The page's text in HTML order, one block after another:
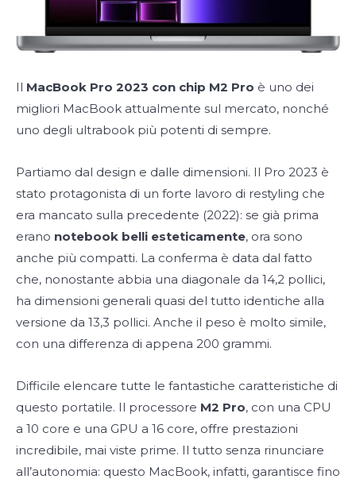
Il MacBook Pro 2023 con chip M2 Pro è uno dei
migliori MacBook attualmente sul mercato, nonché
uno degli ultrabook più potenti di sempre.
Partiamo dal design e dalle dimensioni. Il Pro 2023 è
stato protagonista di un forte lavoro di restyling che
era mancato sulla precedente (2022): se già prima
erano notebook belli esteticamente, ora sono
anche più compatti. La conferma è data dal fatto
che, nonostante abbia una diagonale da 14,2 pollici,
ha dimensioni generali quasi del tutto identiche alla
versione da 13,3 pollici. Anche il peso è molto simile,
con una differenza di appena 200 grammi.
Difficile elencare tutte le fantastiche caratteristiche di
questo portatile. Il processore M2 Pro, con una CPU
a 10 core e una GPU a 16 core, offre prestazioni
incredibile, mai viste prime. Il tutto senza rinunciare
all’autonomia: questo MacBook, infatti, garantisce fino